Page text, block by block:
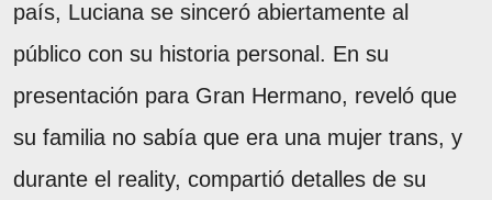
país, Luciana se sinceró abiertamente al
público con su historia personal. En su
presentación para Gran Hermano, reveló que
su familia no sabía que era una mujer trans, y
durante el reality, compartió detalles de su